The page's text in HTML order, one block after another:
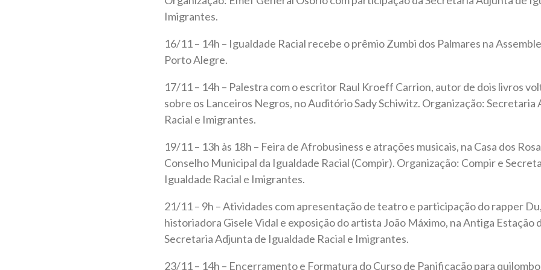
Imigrantes.
16/11 – 14h – Igualdade Racial recebe o prêmio Zumbi dos Palmares na
Porto Alegre.
17/11 – 14h – Palestra com o escritor Raul Kroeff Carrion, autor de dois livros
sobre os Lanceiros Negros, no Auditório Sady Schiwitz. Organização: Secretaria
Racial e Imigrantes.
19/11 – 13h às 18h – Feira de Afrobusiness e atrações musicais, na Casa dos
Conselho Municipal da Igualdade Racial (Compir). Organização: Compir e
Igualdade Racial e Imigrantes.
21/11 – 9h – Atividades com apresentação de teatro e participação do rapper
historiadora Gisele Vidal e exposição do artista João Máximo, na Antiga Estação
Secretaria Adjunta de Igualdade Racial e Imigrantes.
23/11 – 14h – Encerramento e Formatura do Curso de Panificação para